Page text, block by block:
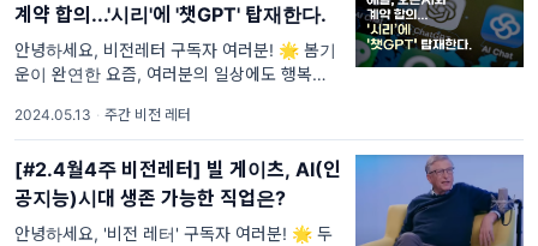
#AI에이전트 (33)
#AI혁신 (33)
#AI인프라 (32)
#데이터센터 (31)
#디지털전환 (31)
#AI윤리 (31)
계약 합의...'시리'에 '챗GPT' 탑재한다.
안녕하세요, 비전레터 구독자 여러분! 🌟 봄기
운이 완연한 요즘, 여러분의 일상에도 행복이
다. 이번주도 여러분과 함께 최신 기술 동향과
흥
2024.05.13 · 주간 비전 레터
[#2.4월4주 비전레터] 빌 게이츠, AI(인
공지능)시대 생존 가능한 직업은?
안녕하세요, '비전 레터' 구독자 여러분! 🌟 두